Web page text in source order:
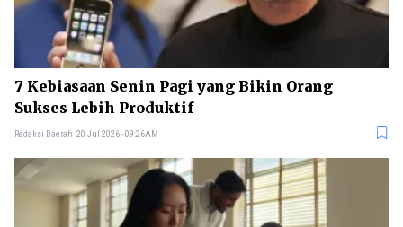
7 Kebiasaan Senin Pagi yang Bikin Orang
Sukses Lebih Produktif
Redaksi Daerah 20 Jul 2026 - 09:26AM